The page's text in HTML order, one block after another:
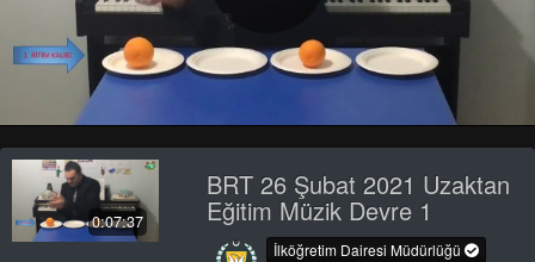
Play
Video
0:07:37
BRT 26 Şubat 2021 Uzaktan
Eğitim Müzik Devre 1
İlköğretim Dairesi Müdürlüğü